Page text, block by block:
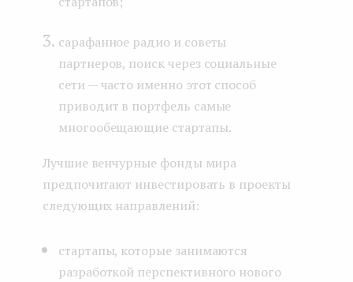
сарафанное радио и советы
партнеров, поиск через социальные
сети — часто именно этот способ
приводит в портфель самые
многообещающие стартапы.
Лучшие венчурные фонды мира
предпочитают инвестировать в проекты
следующих направлений:
стартапы, которые занимаются
разработкой перспективного нового